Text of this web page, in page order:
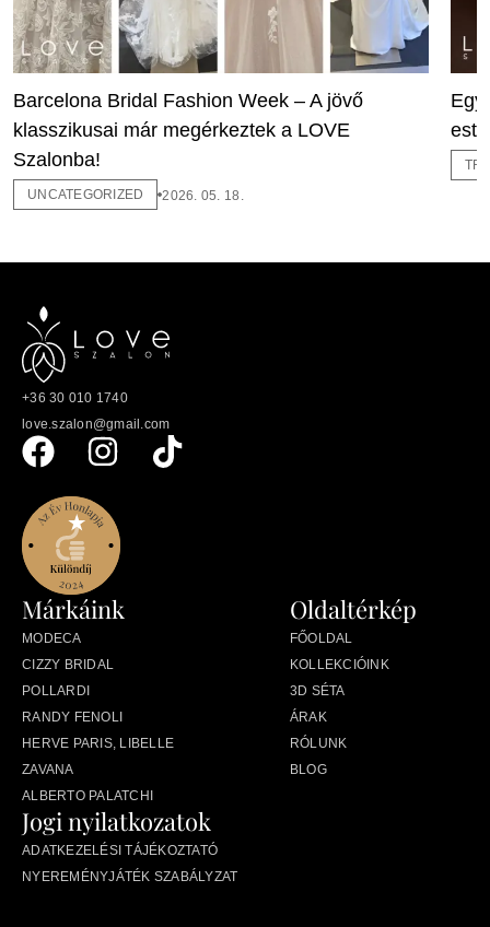
Barcelona Bridal Fashion Week – A jövő
klasszikusai már megérkeztek a LOVE
Szalonba!
UNCATEGORIZED 2026. 05. 18.
Egy
+36 30 010 1740
love.szalon@gmail.com
Oldaltérkép
FŐOLDAL
KOLLEKCIÓINK
3D SÉTA
ÁRAK
RÓLUNK
BLOG
Márkáink
MODECA
CIZZY BRIDAL
POLLARDI
RANDY FENOLI
HERVE PARIS, LIBELLE
ZAVANA
ALBERTO PALATCHI
Jogi nyilatkozatok
ADATKEZELÉSI TÁJÉKOZTATÓ
NYEREMÉNYJÁTÉK SZABÁLYZAT